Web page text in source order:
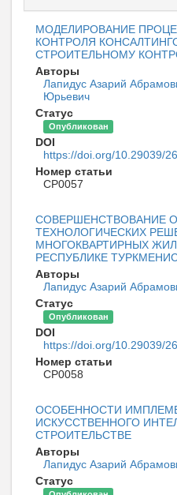
МОДЕЛИРОВАНИЕ
КОНТРОЛЯ
СТРОИТЕЛЬНОМУ
Авторы
Лапидус Азарий
Юрьевич
Статус
Опубликован
DOI
https://doi.org/10.29039/
Номер статьи
CP0057
СОВЕРШЕНСТВОВАНИЕ
ТЕХНОЛОГИЧЕСКИХ
МНОГОКВАРТИРНЫХ
РЕСПУБЛИКЕ
Авторы
Лапидус Азарий
Статус
Опубликован
DOI
https://doi.org/10.29039/
Номер статьи
CP0058
ОСОБЕННОСТИ
ИСКУССТВЕННОГО
СТРОИТЕЛЬСТВЕ
Авторы
Лапидус Азарий
Статус